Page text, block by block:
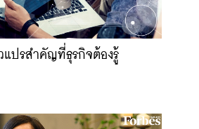
แปรสำคัญที่ธุรกิจต้องรู้